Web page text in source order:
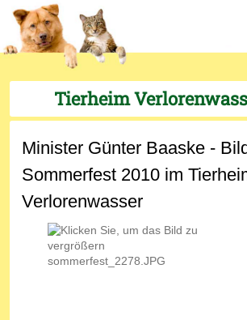
Tierheim
Minister Günter Baaske -
Sommerfest 2010 im
Verlorenwasser